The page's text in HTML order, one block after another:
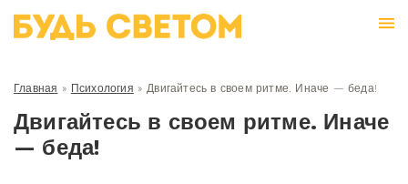
Главная » Психология » Двигайтесь в своем ритме. Иначе — беда!
Двигайтесь в своем ритме. Иначе
— беда!